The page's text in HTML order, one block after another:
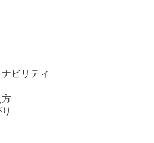
ビリティ
方